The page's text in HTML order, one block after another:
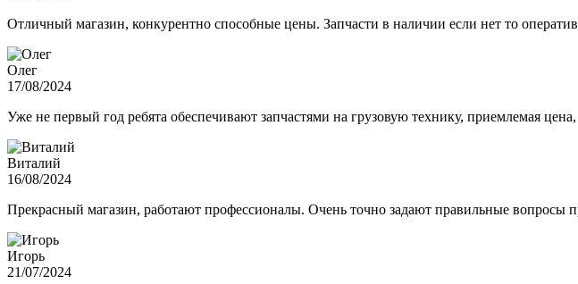
Отличный магазин, конкурентно способные цены. Запчасти в наличии если нет то
Олег
17/08/2024
Уже не первый год ребята обеспечивают запчастями на грузовую технику, приемлемая
Виталий
16/08/2024
Прекрасный магазин, работают профессионалы. Очень точно задают правильные
Игорь
21/07/2024